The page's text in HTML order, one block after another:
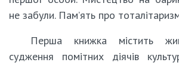
не забули. Пам’ять про
Перша книжка містить
судження помітних діячів